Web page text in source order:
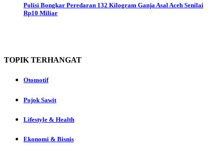
Polisi Bongkar Peredaran 132 Kilogram Ganja Asal Aceh Senilai
Rp10 Miliar
TOPIK TERHANGAT
Otomotif
Pojok Sawit
Lifestyle & Health
Ekonomi & Bisnis